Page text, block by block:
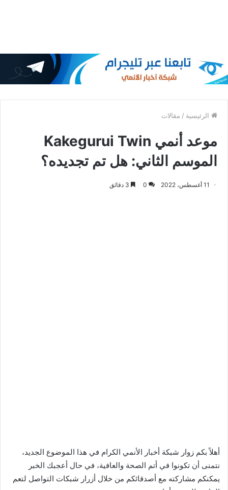
الرئيسية / مقالات
موعد أنمي Kakegurui Twin
الموسم الثاني: هل تم تجديده؟
11 أغسطس، 2022 0
أهلاً بكم زوار شبكة أخبار الأنمي الكرام في هذا الموضوع الجديد،
نتمنى أن تكونوا في أتم الصحة والعافية، في حال أعجبك الخبر
يمكنكم مشاركته مع أصدقائكم من خلال أزرار شبكات التواصل لتعم